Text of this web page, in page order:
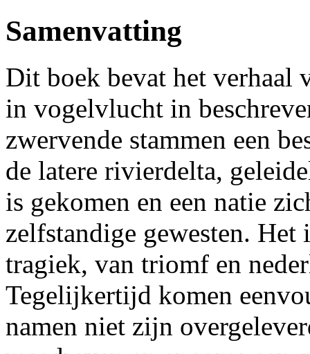
Samenvatting
Dit boek bevat het verhaal
in vogelvlucht in
zwervende stammen een
de latere rivierdelta,
is gekomen en een natie
zelfstandige gewesten. Het
tragiek, van triomf en
Tegelijkertijd komen
namen niet zijn